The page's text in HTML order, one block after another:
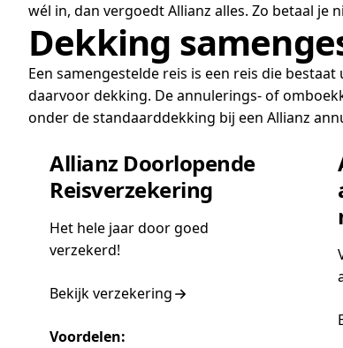
wél in, dan vergoedt Allianz alles. Zo betaal je
Dekking
Een samengestelde reis is een reis die
daarvoor dekking. De annulerings- of
onder de standaarddekking bij een Allianz
Allianz Doorlopende
Reisverzekering
Het hele jaar door goed
verzekerd!
Bekijk verzekering
Voordelen: